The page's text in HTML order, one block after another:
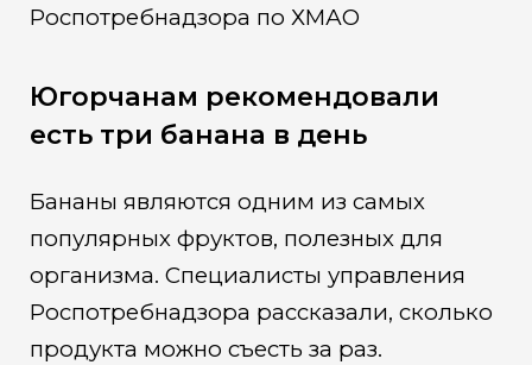
Роспотребнадзора по ХМАО
Югорчанам рекомендовали
есть три банана в день
Бананы являются одним из самых
популярных фруктов, полезных для
организма. Специалисты управления
Роспотребнадзора рассказали, сколько
продукта можно съесть за раз.